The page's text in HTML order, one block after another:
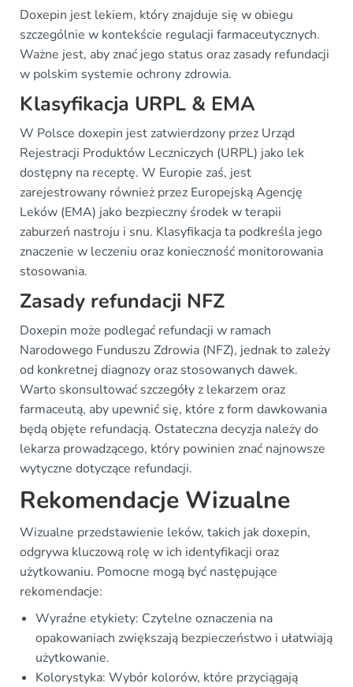
Doxepin jest lekiem, który znajduje się w obiegu
szczególnie w kontekście regulacji farmaceutycznych.
Ważne jest, aby znać jego status oraz zasady refundacji
w polskim systemie ochrony zdrowia.
Klasyfikacja URPL & EMA
W Polsce doxepin jest zatwierdzony przez Urząd
Rejestracji Produktów Leczniczych (URPL) jako lek
dostępny na receptę. W Europie zaś, jest
zarejestrowany również przez Europejską Agencję
Leków (EMA) jako bezpieczny środek w terapii
zaburzeń nastroju i snu. Klasyfikacja ta podkreśla jego
znaczenie w leczeniu oraz konieczność monitorowania
stosowania.
Zasady refundacji NFZ
Doxepin może podlegać refundacji w ramach
Narodowego Funduszu Zdrowia (NFZ), jednak to zależy
od konkretnej diagnozy oraz stosowanych dawek.
Warto skonsultować szczegóły z lekarzem oraz
farmaceutą, aby upewnić się, które z form dawkowania
będą objęte refundacją. Ostateczna decyzja należy do
lekarza prowadzącego, który powinien znać najnowsze
wytyczne dotyczące refundacji.
Rekomendacje Wizualne
Wizualne przedstawienie leków, takich jak doxepin,
odgrywa kluczową rolę w ich identyfikacji oraz
użytkowaniu. Pomocne mogą być następujące
rekomendacje:
Wyraźne etykiety: Czytelne oznaczenia na
opakowaniach zwiększają bezpieczeństwo i ułatwiają
użytkowanie.
Kolorystyka: Wybór kolorów, które przyciągają